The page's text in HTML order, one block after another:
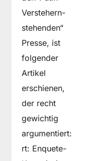
Verstehern-
stehenden“
Presse, ist
folgender
Artikel
erschienen,
der recht
gewichtig
argumentiert:
rt: Enquete-